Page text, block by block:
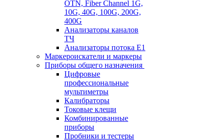
OTN, Fiber Channel 1G,
10G, 40G, 100G, 200G,
400G
Анализаторы каналов
ТЧ
Анализаторы потока Е1
Маркероискатели и маркеры
Приборы общего назначения
Цифровые
профессиональные
мультиметры
Калибраторы
Токовые клещи
Комбинированные
приборы
Пробники и тестеры